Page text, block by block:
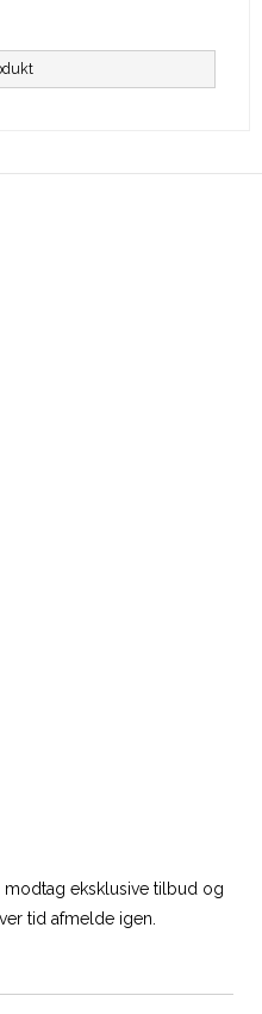
eksklusive tilbud og
tid afmelde igen.